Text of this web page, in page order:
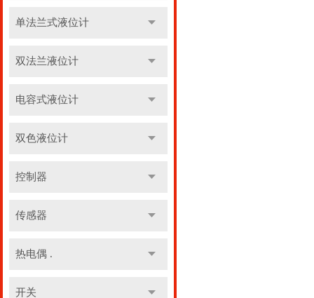
单法兰式液位计
双法兰液位计
电容式液位计
双色液位计
控制器
传感器
热电偶 .
开关